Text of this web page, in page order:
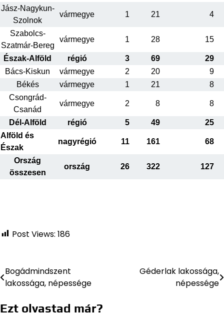
Jász-Nagykun-
Szolnok
vármegye 1 21 4
Szabolcs-
Szatmár-Bereg
vármegye 1 28 15
Észak-Alföld régió 3 69
29
Bács-Kiskun
vármegye 2 20
9
Békés
vármegye 1 21
8
Csongrád-
Csanád
vármegye 2 8 8
Dél-Alföld régió 5 49
25
Alföld és
Észak
nagyrégió 11 161 68
Ország
összesen
ország 26 322 127
Post Views: 186
Bejegyzés
navigáció
Bogádmindszent
lakossága, népessége
Géderlak lakossága,
népessége
Ezt olvastad már?